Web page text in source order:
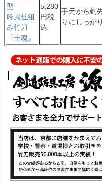
型
吟風仕組
み竹刀
『士魂』
5,280
円税
込
手元から剣
りにしっか